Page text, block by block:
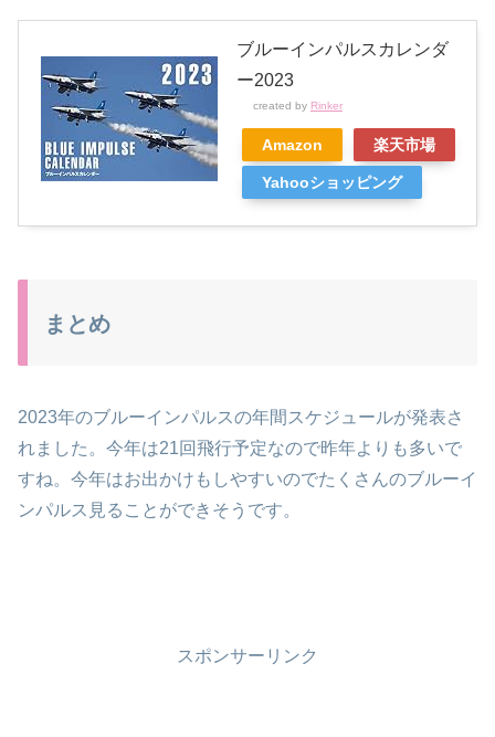
ブルーインパルスカレンダ
ー2023
created by Rinker
Amazon 楽天市場
Yahooショッピング
まとめ
2023年のブルーインパルスの年間スケジュールが発表さ
れました。今年は21回飛行予定なので昨年よりも多いで
すね。今年はお出かけもしやすいのでたくさんのブルーイ
ンパルス見ることができそうです。
スポンサーリンク